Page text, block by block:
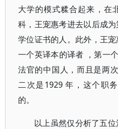
大学的模式糅合起来，在
科，王宠惠考进去以后成
学位证书的人。此外，王
一个英译本的译者 ，第一
法官的中国人，而且是两
二次是1929 年，这个职
的。
以上虽然仅分析了五